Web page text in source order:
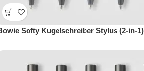
Softy Kugelschreiber Stylus (2-in-1)